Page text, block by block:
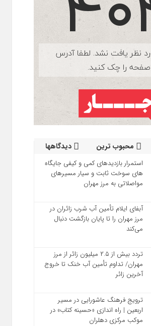
محبوب ترین دیدگاهها
استمرار بازدیدهای کمی و کیفی جایگاه‌
های سوخت ثابت و سیار مسیرهای
مواصلاتی به مرز مهران
آبفای ایلام تأمین آب شرب زائران در
مرز مهران را تا پایان بازگشت دنبال
می‌کند
تردد بیش از ۲.۵ میلیون زائر از مرز
مهران/ تداوم تأمین آب خنک تا خروج
آخرین زائر
ترویج فرهنگ عاشورایی در مسیر
اربعین | راه‌ اندازی «حسینه کتاب» در
موکب مرکزی دهلران